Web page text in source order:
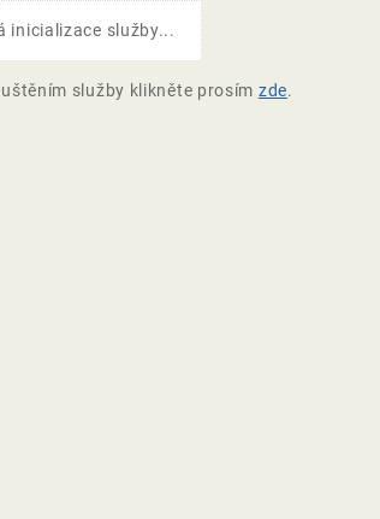
inicializace služby...
služby klikněte prosím zde.